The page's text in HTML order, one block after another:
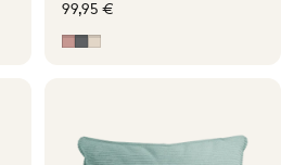
99,95 €